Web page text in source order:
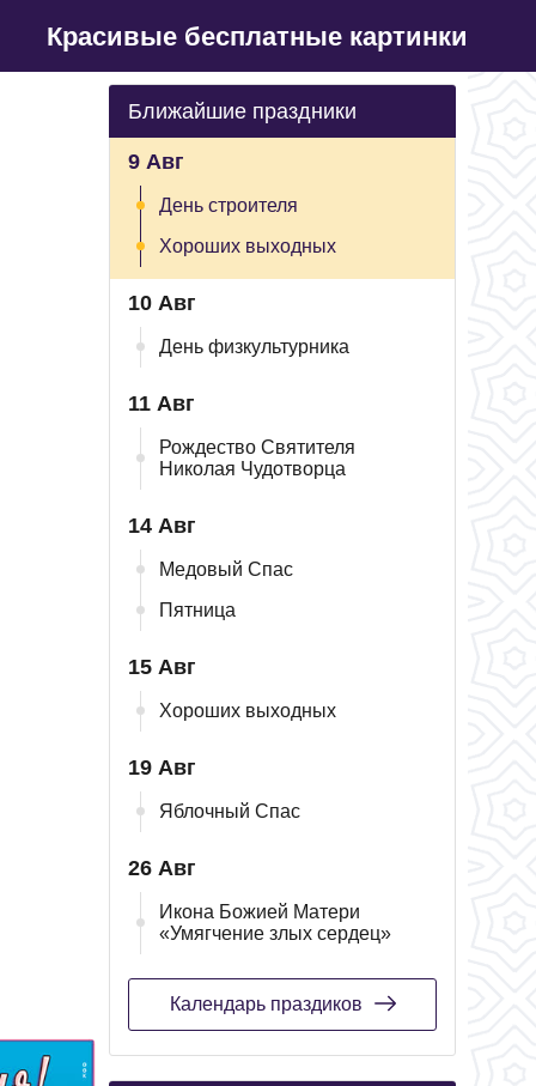
Красивые бесплатные картинки
Ближайшие праздники
9 Авг
День строителя
Хороших выходных
10 Авг
День физкультурника
11 Авг
Рождество Святителя
Николая Чудотворца
14 Авг
Медовый Спас
Пятница
15 Авг
Хороших выходных
19 Авг
Яблочный Спас
26 Авг
Икона Божией Матери
«Умягчение злых сердец»
Календарь праздиков